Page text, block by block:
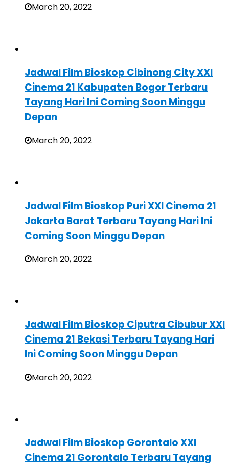
March 20, 2022
Jadwal Film Bioskop Cibinong City XXI
Cinema 21 Kabupaten Bogor Terbaru
Tayang Hari Ini Coming Soon Minggu
Depan
March 20, 2022
Jadwal Film Bioskop Puri XXI Cinema 21
Jakarta Barat Terbaru Tayang Hari Ini
Coming Soon Minggu Depan
March 20, 2022
Jadwal Film Bioskop Ciputra Cibubur XXI
Cinema 21 Bekasi Terbaru Tayang Hari
Ini Coming Soon Minggu Depan
March 20, 2022
Jadwal Film Bioskop Gorontalo XXI
Cinema 21 Gorontalo Terbaru Tayang